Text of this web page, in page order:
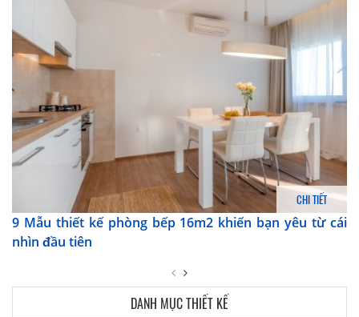
CHI TIẾT
9 Mẫu thiết kế phòng bếp 16m2 khiến bạn yêu từ cái
nhìn đầu tiên
DANH MỤC THIẾT KẾ